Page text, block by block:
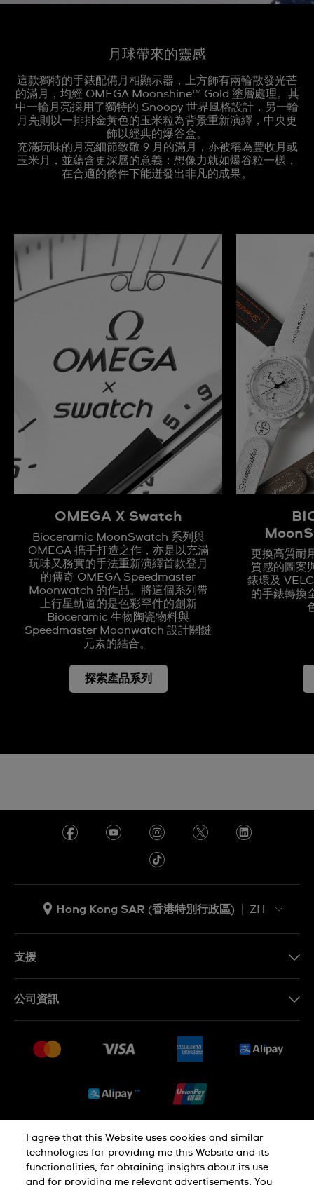
月球帶來的靈感
這款獨特的手錶配備月相顯示器，上方飾有兩輪散發光芒
的滿月，均經 OMEGA Moonshine™ Gold 塗層處理。其
中一輪月亮採用了獨特的 Snoopy 世界風格設計，另一輪
月亮則以一排排金黃色的玉米粒為背景重新演繹，中央更
飾以經典的爆谷盒。
充滿玩味的月亮細節致敬 9 月的滿月，亦被稱為豐收月或
玉米月，並蘊含更深層的意義：想像力就如爆谷粒一樣，
在合適的條件下能迸發出非凡的成果。
OMEGA X Swatch
Bioceramic MoonSwatch 系列與
OMEGA 擕手打造之作，亦是以充滿
玩味又務實的手法重新演繹首款登月
的傳奇 OMEGA Speedmaster
Moonwatch 的作品。將這個系列帶
上行星軌道的是色彩罕件的創新
Bioceramic 生物陶瓷物料與
Speedmaster Moonwatch 設計關鍵
元素的結合。
探索產品系列
更換高質耐
質感的圖案
錶環及
的手錶轉換
Hong Kong SAR (香港特別行政區)
ZH
支援
銷售條款
公司資訊
就業機會
私隱政策 Cookie Notice
I agree that this Website uses cookies and similar
technologies for providing me this Website and its
functionalities, for obtaining insights about its use
and for providing me relevant advertisements. You